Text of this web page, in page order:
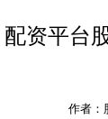
配资平台
作者：